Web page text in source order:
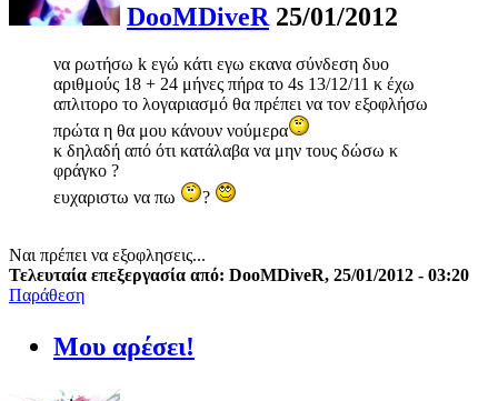
DooMDiveR 25/01/2012
να ρωτήσω k εγώ κάτι εγω εκανα σύνδεση δυο
αριθμούς 18 + 24 μήνες πήρα το 4s 13/12/11 κ έχω
απλιτορο το λογαριασμό θα πρέπει να τον εξοφλήσω
πρώτα η θα μου κάνουν νούμερα
κ δηλαδή από ότι κατάλαβα να μην τους δώσω κ
φράγκο ?
ευχαριστω να πω
?
Ναι πρέπει να εξοφλησεις...
Τελευταία επεξεργασία από: DooMDiveR, 25/01/2012 - 03:20
Παράθεση
Μου αρέσει!